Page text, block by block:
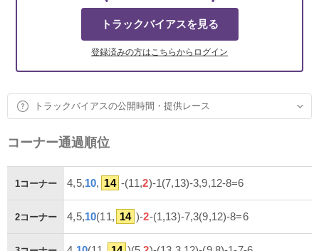
トラックバイアスを見る
登録済みの方はこちらからログイン
トラックバイアスの公開時間・提供レース
コーナー通過順位
1コーナー 4,5,10, 14 -(11,2)-1(7,13)-3,9,12-8=6
2コーナー 4,5,10(11, 14 )-2-(1,13)-7,3(9,12)-8=6